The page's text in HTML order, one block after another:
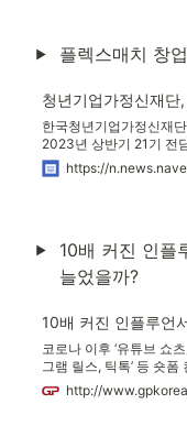
기업협회가 협력하여 초
술·지식 서비스 분야의
또는 3년 미만 창업자를
‘1차 서류평가-2차 발표
선발’을 통해 50개 팀을
플렉스매치(flexmatch)
플렉스매치 창
한국청년기업가정신재
2023년 상반기 21기 전
토 결연 및 출범식을 개최
혔다. 과학기술정보통신
10배 커진 인플
늘었을까?
코로나 이후 ‘유튜브 쇼
그램 릴스, 틱톡’ 등 숏폼
수요가 폭발적으로 증가
대를 중심으로 인플루언